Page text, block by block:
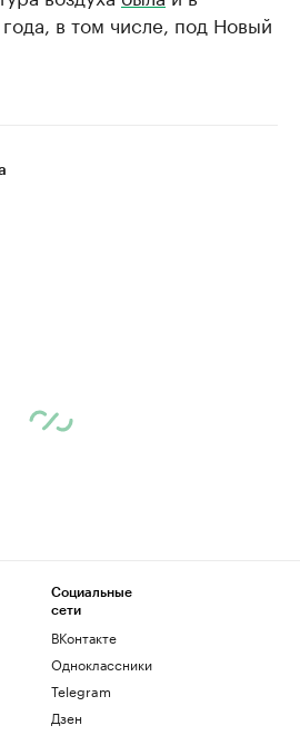
в том числе, под Новый
Социальные
сети
ВКонтакте
Одноклассники
Telegram
Дзен